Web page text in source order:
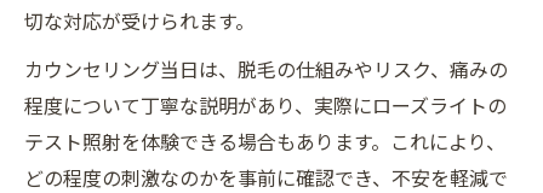
切な対応が受けられます。
カウンセリング当日は、脱毛の仕組みやリスク、痛みの
程度について丁寧な説明があり、実際にローズライトの
テスト照射を体験できる場合もあります。これにより、
どの程度の刺激なのかを事前に確認でき、不安を軽減で